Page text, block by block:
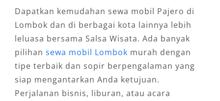
seperti Pajero memberikan kesan profesional
dan kredibel. Layanan rental mobil Pajero
Lombok murah sangat tepat bagi perusahaan
atau instansi yang membutuhkan kendaraan
representatif. Tersedia pilihan warna hitam
dan putih untuk menunjang citra formal Anda.
Dapatkan kemudahan sewa mobil Pajero di
Lombok dan di berbagai kota lainnya lebih
leluasa bersama Salsa Wisata. Ada banyak
pilihan sewa mobil Lombok murah dengan
tipe terbaik dan sopir berpengalaman yang
siap mengantarkan Anda ketujuan.
Perjalanan bisnis, liburan, atau acara